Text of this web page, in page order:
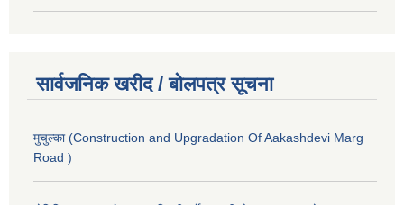
सार्वजनिक खरीद / बोलपत्र सूचना
मुचुल्का (Construction and Upgradation Of Aakashdevi Marg
Road )